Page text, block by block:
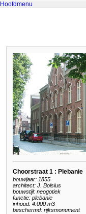
Hoofdmenu
Choorstraat 1 : Plebanie
bouwjaar: 1855
architect: J. Bolsius
bouwstijl: neogotiek
functie: plebanie
inhoud: 4.000 m3
beschermd: rijksmonument